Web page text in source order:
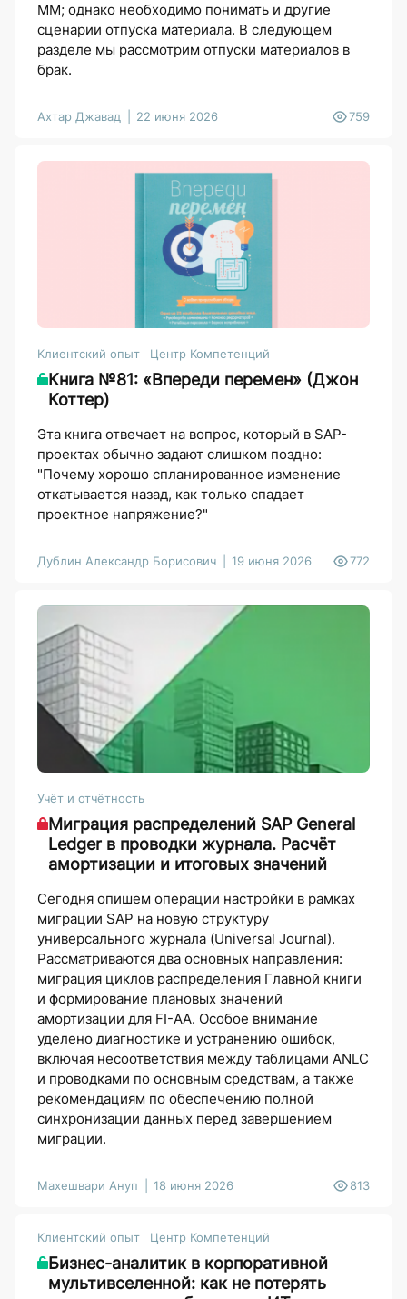
MM; однако необходимо понимать и другие
сценарии отпуска материала. В следующем
разделе мы рассмотрим отпуски материалов в
брак.
Ахтар Джавад 22 июня 2026 759
Клиентский опыт Центр Компетенций
Книга №81: «Впереди перемен» (Джон
Коттер)
Эта книга отвечает на вопрос, который в SAP-
проектах обычно задают слишком поздно:
"Почему хорошо спланированное изменение
откатывается назад, как только спадает
проектное напряжение?"
Дублин Александр Борисович 19 июня 2026 772
Учёт и отчётность
Миграция распределений SAP General
Ledger в проводки журнала. Расчёт
амортизации и итоговых значений
Сегодня опишем операции настройки в рамках
миграции SAP на новую структуру
универсального журнала (Universal Journal).
Рассматриваются два основных направления:
миграция циклов распределения Главной книги
и формирование плановых значений
амортизации для FI-AA. Особое внимание
уделено диагностике и устранению ошибок,
включая несоответствия между таблицами ANLC
и проводками по основным средствам, а также
рекомендациям по обеспечению полной
синхронизации данных перед завершением
миграции.
Махешвари Ануп 18 июня 2026 813
Клиентский опыт Центр Компетенций
Бизнес-аналитик в корпоративной
мультивселенной: как не потерять